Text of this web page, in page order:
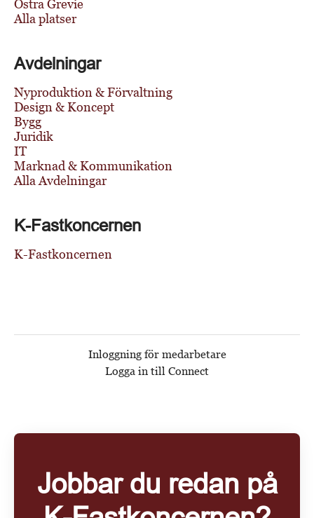
Östra Grevie
Alla platser
Avdelningar
Nyproduktion & Förvaltning
Design & Koncept
Bygg
Juridik
IT
Marknad & Kommunikation
Alla Avdelningar
K-Fastkoncernen
K-Fastkoncernen
Inloggning för medarbetare
Logga in till Connect
Jobbar du redan på